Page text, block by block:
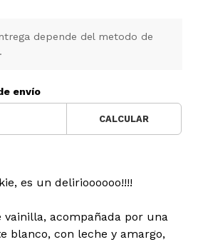
depende del metodo de
envío
CALCULAR
es un delirioooooo!!!!
vainilla, acompañada por una
blanco, con leche y amargo,